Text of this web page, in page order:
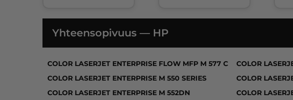
Yhteensopivuus — HP
COLOR LASERJET ENTERPRISE FLOW MFP M 577 C
COLOR LASERJET ENTERPRISE M 550 SERIES
COLOR LASERJET ENTERPRISE M 552DN
COLOR
COLOR
COLOR